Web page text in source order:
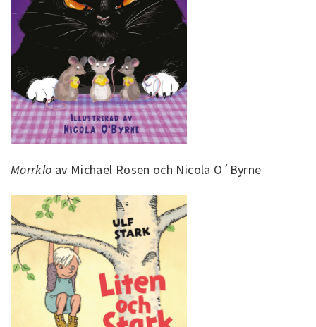
Morrklo av Michael Rosen och Nicola O´Byrne